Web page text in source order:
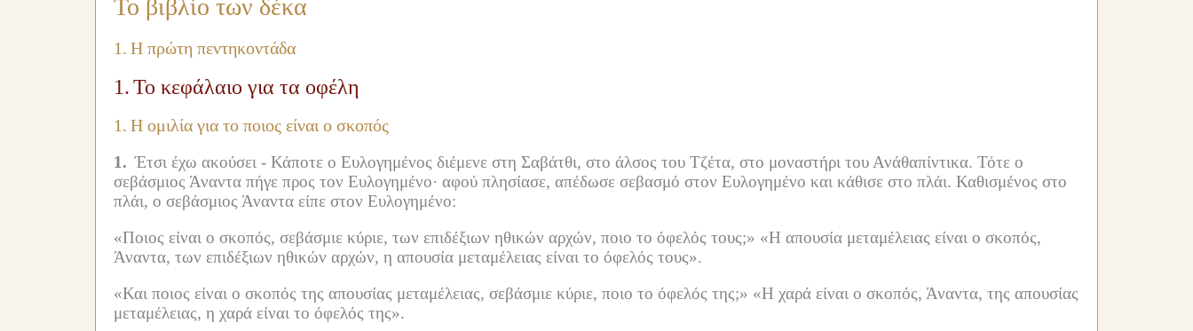
Το βιβλίο των δέκα
1. Η πρώτη πεντηκοντάδα
1.Το κεφάλαιο για τα οφέλη
1. Η ομιλία για το ποιος είναι ο σκοπός
1. Έτσι έχω ακούσει - Κάποτε ο Ευλογημένος διέμενε στη Σαβάτθι, στο άλσος του Τζέτα, στο μοναστήρι του Ανάθαπίντικα. Τότε ο
σεβάσμιος Άναντα πήγε προς τον Ευλογημένο· αφού πλησίασε, απέδωσε σεβασμό στον Ευλογημένο και κάθισε στο πλάι. Καθισμένος στο
πλάι, ο σεβάσμιος Άναντα είπε στον Ευλογημένο:
«Ποιος είναι ο σκοπός, σεβάσμιε κύριε, των επιδέξιων ηθικών αρχών, ποιο το όφελός τους;» «Η απουσία μεταμέλειας είναι ο σκοπός,
Άναντα, των επιδέξιων ηθικών αρχών, η απουσία μεταμέλειας είναι το όφελός τους».
«Και ποιος είναι ο σκοπός της απουσίας μεταμέλειας, σεβάσμιε κύριε, ποιο το όφελός της;» «Η χαρά είναι ο σκοπός, Άναντα, της απουσίας
μεταμέλειας, η χαρά είναι το όφελός της».